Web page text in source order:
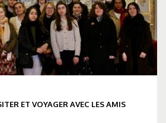
ET VOYAGER AVEC LES AMIS